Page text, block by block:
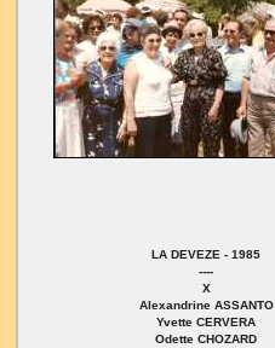
LA DEVEZE - 1985
----
X
Alexandrine ASSANTO
Yvette CERVERA
Odette CHOZARD